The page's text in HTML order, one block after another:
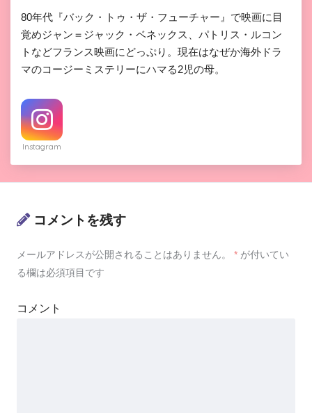
80年代『バック・トゥ・ザ・フューチャー』で映画に目
覚めジャン＝ジャック・ベネックス、パトリス・ルコン
トなどフランス映画にどっぷり。現在はなぜか海外ドラ
マのコージーミステリーにハマる2児の母。
Instagram
コメントを残す
メールアドレスが公開されることはありません。 * が付いてい
る欄は必須項目です
コメント